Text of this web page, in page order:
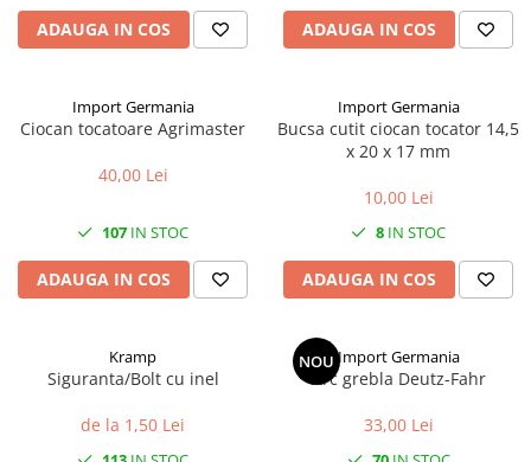
1.7.3. Simeringuri sistem franare
1.7.5. O-ring frana
1.8.2. Cutii viteze
1.8.4. Transmisie punte spate
1.8.5. Transmisie punte fața 2 WD
ADAUGA IN COS ADAUGA IN COS
Import Germania
Ciocan tocatoare Agrimaster
40,00 Lei
107 IN STOC
ADAUGA IN COS
Import Germania
Bucsa cutit ciocan tocator 14,5
x 20 x 17 mm
10,00 Lei
8 IN STOC
ADAUGA IN COS
Kramp
Siguranta/Bolt cu inel
de la 1,50 Lei
NOUImport Germania
Arc grebla Deutz-Fahr
33,00 Lei